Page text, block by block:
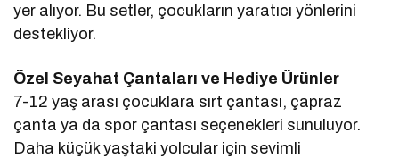
yer alıyor. Bu setler, çocukların yaratıcı yönlerini
destekliyor.
Özel Seyahat Çantaları ve Hediye Ürünler
7-12 yaş arası çocuklara sırt çantası, çapraz
çanta ya da spor çantası seçenekleri sunuluyor.
Daha küçük yaştaki yolcular için sevimli